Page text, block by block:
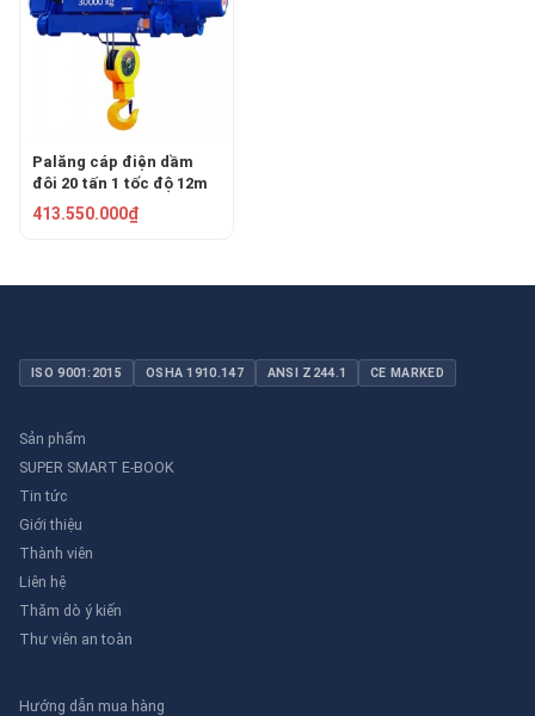
Palăng cáp điện dầm
đôi 20 tấn 1 tốc độ 12m
KUKDONG KDWD-20T12L
413.550.000₫
ISO 9001:2015 OSHA 1910.147 ANSI Z244.1 CE MARKED
Sản phẩm
SUPER SMART E-BOOK
Tin tức
Giới thiệu
Thành viên
Liên hệ
Thăm dò ý kiến
Thư viên an toàn
Hướng dẫn mua hàng